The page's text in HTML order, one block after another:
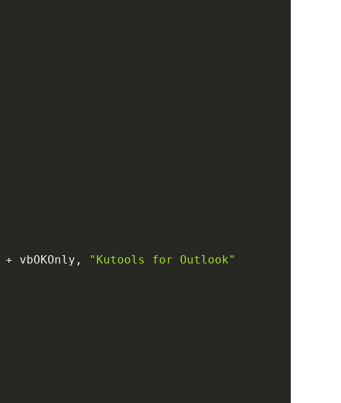
+ vbOKOnly ,
"Kutools for Outlook"